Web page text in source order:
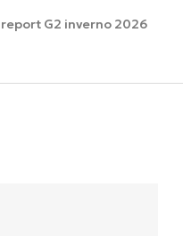
G2 inverno 2026